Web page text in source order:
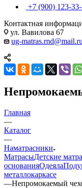
+7 (900) 123-
Контактная
ул. Вавилова 67
ug-matras.rnd@mail.ru
Главная
—
Каталог
—
Наматрасники
МатрасыДетские
основанияОдеяла
металлокаркасе
—Непромокаемый